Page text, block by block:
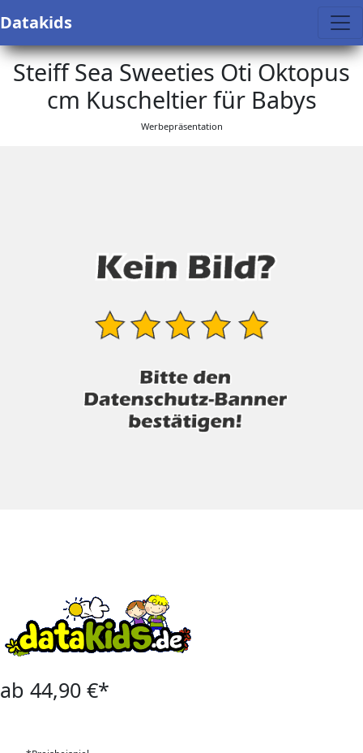
Datakids
Steiff Sea Sweeties Oti Oktopus
cm Kuscheltier für Babys
Werbepräsentation
ab 44,90 €*